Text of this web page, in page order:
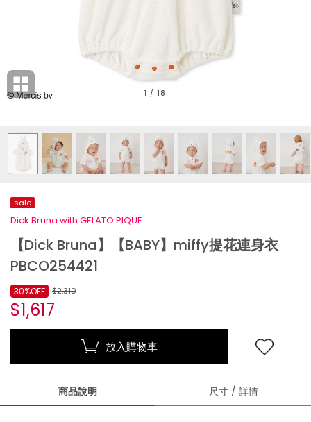
1 / 18
sale
Dick Bruna with GELATO PIQUE
【Dick Bruna】【BABY】miffy提花連身衣
PBCO254421
$2,310
$1,617
30%OFF
放入購物車
商品說明 尺寸 / 詳情